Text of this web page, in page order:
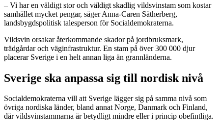
– Vi har en väldigt stor och väldigt skadlig vildsvinstam som kostar
samhället mycket pengar, säger Anna-Caren Sätherberg,
landsbygdspolitisk talesperson för Socialdemokraterna.
Vildsvin orsakar återkommande skador på jordbruksmark,
trädgårdar och väginfrastruktur. En stam på över 300 000 djur
placerar Sverige i en helt annan liga än grannländerna.
Sverige ska anpassa sig till nordisk nivå
Socialdemokraterna vill att Sverige lägger sig på samma nivå som
övriga nordiska länder, bland annat Norge, Danmark och Finland,
där vildsvinstammarna är betydligt mindre eller i princip obefintliga.